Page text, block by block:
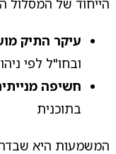
הייחוד של המסלול
עיקר התיק
ובחו"ל לפי
חשיפה
בתוכנית
המשמעות היא